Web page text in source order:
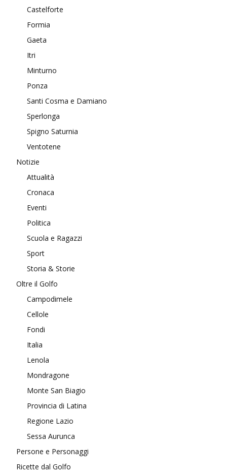
Castelforte
Formia
Gaeta
Itri
Minturno
Ponza
Santi Cosma e Damiano
Sperlonga
Spigno Saturnia
Ventotene
Notizie
Attualità
Cronaca
Eventi
Politica
Scuola e Ragazzi
Sport
Storia & Storie
Oltre il Golfo
Campodimele
Cellole
Fondi
Italia
Lenola
Mondragone
Monte San Biagio
Provincia di Latina
Regione Lazio
Sessa Aurunca
Persone e Personaggi
Ricette dal Golfo